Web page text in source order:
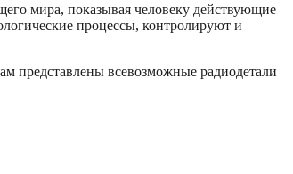
мира, показывая человеку действующие
процессы, контролируют и
представлены всевозможные радиодетали